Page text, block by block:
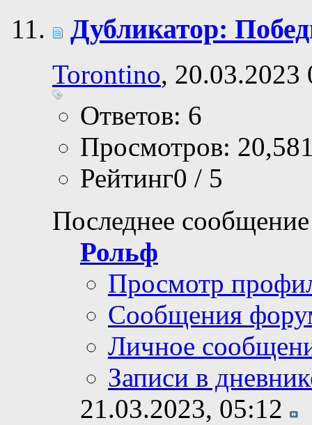
Дубликатор:
Torontino, 20.03.2023
Ответов: 6
Просмотров:
Рейтинг0 / 5
Последнее
Рольф
Просмотр
Сообщения
Личное
Записи в
21.03.2023, 05:12